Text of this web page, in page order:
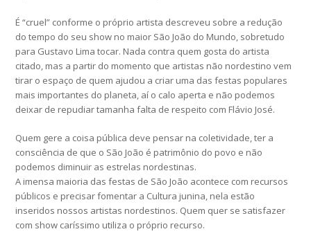
É “cruel” conforme o próprio artista descreveu sobre a redução
do tempo do seu show no maior São João do Mundo, sobretudo
para Gustavo Lima tocar. Nada contra quem gosta do artista
citado, mas a partir do momento que artistas não nordestino vem
tirar o espaço de quem ajudou a criar uma das festas populares
mais importantes do planeta, aí o calo aperta e não podemos
deixar de repudiar tamanha falta de respeito com Flávio José.
Quem gere a coisa pública deve pensar na coletividade, ter a
consciência de que o São João é patrimônio do povo e não
podemos diminuir as estrelas nordestinas.
A imensa maioria das festas de São João acontece com recursos
públicos e precisar fomentar a Cultura junina, nela estão
inseridos nossos artistas nordestinos. Quem quer se satisfazer
com show caríssimo utiliza o próprio recurso.